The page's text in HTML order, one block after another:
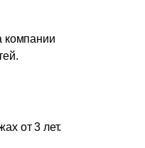
компании
от 3 лет.